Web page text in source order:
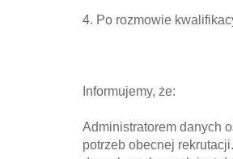
4. Po rozmowie
Informujemy, że:
Administratorem danych
potrzeb obecnej